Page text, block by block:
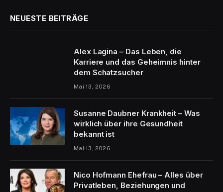
NEUESTE BEITRÄGE
Alex Lagina – Das Leben, die
Karriere und das Geheimnis hinter
dem Schatzsucher
Mai 13, 2026
Susanne Daubner Krankheit – Was
wirklich über ihre Gesundheit
bekannt ist
Mai 13, 2026
Nico Hofmann Ehefrau – Alles über
Privatleben, Beziehungen und